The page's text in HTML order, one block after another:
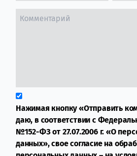
Нажимая кнопку «Отправить
даю, в соответствии с
№152-ФЗ от 27.07.2006 г. «О
данных», свое согласие на